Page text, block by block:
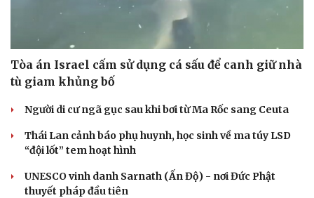
Cải chính
Tòa án Israel cấm sử dụng cá sấu để canh giữ nhà
tù giam khủng bố
Người di cư ngã gục sau khi bơi từ Ma Rốc sang Ceuta
Thái Lan cảnh báo phụ huynh, học sinh về ma túy LSD
“đội lốt” tem hoạt hình
UNESCO vinh danh Sarnath (Ấn Độ) - nơi Đức Phật
thuyết pháp đầu tiên